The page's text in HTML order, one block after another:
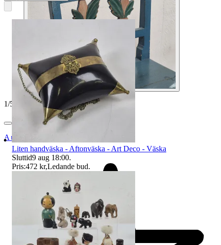
1/5
Auktionsbyra
Liten handväska - Aftonväska - Art Deco - Väska
Sluttid9 aug 18:00.
Pris:472 kr,Ledande bud.